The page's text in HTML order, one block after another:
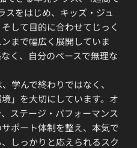
スをはじめ、キッズ・ジュ
して目的に合わせてじっく
まで幅広く展開していま
く、自分のペースで無理な
学んで終わりではなく、
」を大切にしています。オ
ステージ・パフォーマンス
ポート体制を整え、本気で
しっかりと応えられるスク